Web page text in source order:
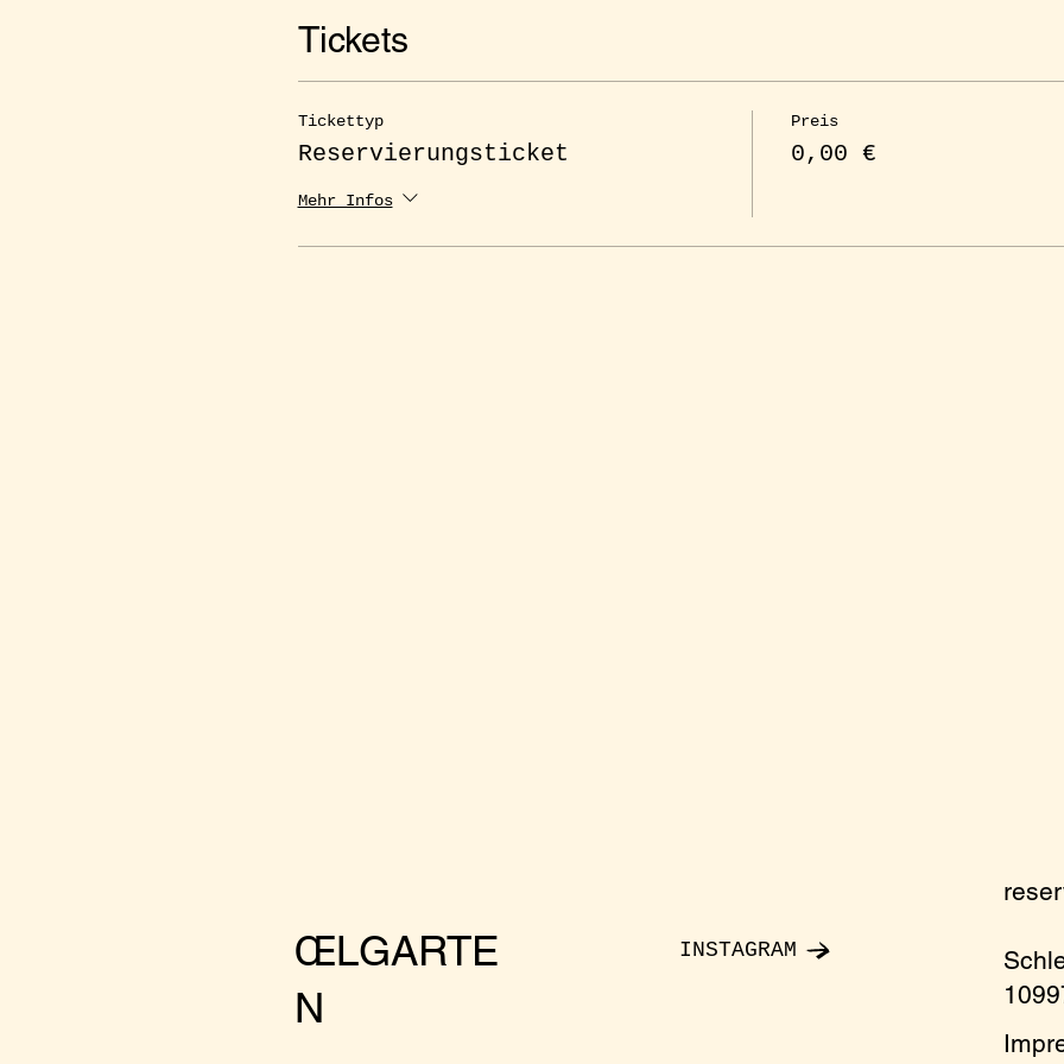
Tickets
Tickettyp
Reservierungsticket
Mehr Infos
Preis
0,00 €
ŒLGARTE
N
INSTAGRAM